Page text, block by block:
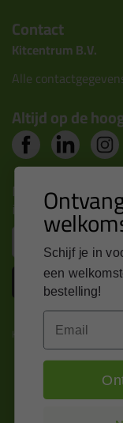
Contact
Kitcentrum B.V.
Alle
Altijd op de
Nieuws, tips en
inbox
Kitcentrum is trots op:
Schijf je in
een
bestelling!
Email